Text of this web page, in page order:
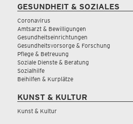
GESUNDHEIT & SOZIALES
Coronavirus
Amtsarzt & Bewilligungen
Gesundheitseinrichtungen
Gesundheitsvorsorge & Forschung
Pflege & Betreuung
Soziale Dienste & Beratung
Sozialhilfe
Beihilfen & Kurplätze
KUNST & KULTUR
Kunst & Kultur